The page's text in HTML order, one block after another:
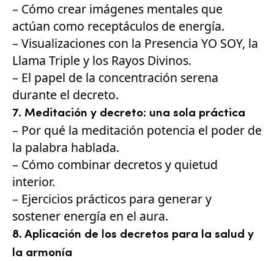
– Cómo crear imágenes mentales que
actúan como receptáculos de energía.
– Visualizaciones con la Presencia YO SOY, la
Llama Triple y los Rayos Divinos.
– El papel de la concentración serena
durante el decreto.
7. Meditación y decreto: una sola práctica
– Por qué la meditación potencia el poder de
la palabra hablada.
– Cómo combinar decretos y quietud
interior.
– Ejercicios prácticos para generar y
sostener energía en el aura.
8. Aplicación de los decretos para la salud y
la armonía